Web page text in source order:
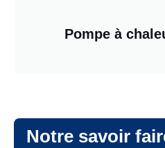
Pompe à
Notre savoir